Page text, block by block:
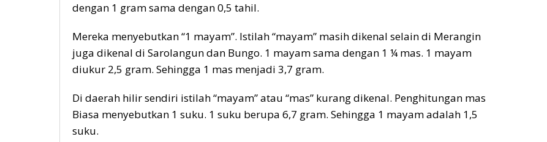
dengan 1 gram sama dengan 0,5 tahil.
Mereka menyebutkan “1 mayam”. Istilah “mayam” masih dikenal selain di Merangin
juga dikenal di Sarolangun dan Bungo. 1 mayam sama dengan 1 ¼ mas. 1 mayam
diukur 2,5 gram. Sehingga 1 mas menjadi 3,7 gram.
Di daerah hilir sendiri istilah “mayam” atau “mas” kurang dikenal. Penghitungan mas
Biasa menyebutkan 1 suku. 1 suku berupa 6,7 gram. Sehingga 1 mayam adalah 1,5
suku.